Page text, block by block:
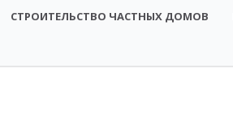
СТРОИТЕЛЬСТВО ЧАСТНЫХ ДОМОВ